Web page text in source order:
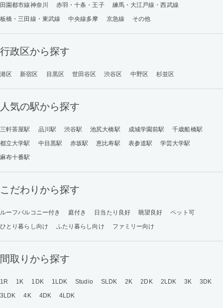
田園都市線神奈川
赤羽・十条・王子
練馬・大江戸線・西武線
板橋・三田線・東武線
中央線多摩 京急線 その他
行政区から探す
港区 新宿区 目黒区 世田谷区 渋谷区 中野区 杉並区
人気の駅から探す
三軒茶屋駅 品川駅 渋谷駅 池尻大橋駅 成城学園前駅
千歳船橋駅
都立大学駅
中目黒駅 赤坂駅 恵比寿駅 表参道駅
学芸大学駅
麻布十番駅
こだわりから探す
ルーフバルコニー付き 庭付き 日当たり良好 眺望良好
ペット可
ひとり暮らし向け
ふたり暮らし向け ファミリー向け
間取りから探す
1R 1K 1DK 1LDK Studio SLDK 2K 2DK 2LDK 3K
3DK
3LDK
4K 4DK 4LDK